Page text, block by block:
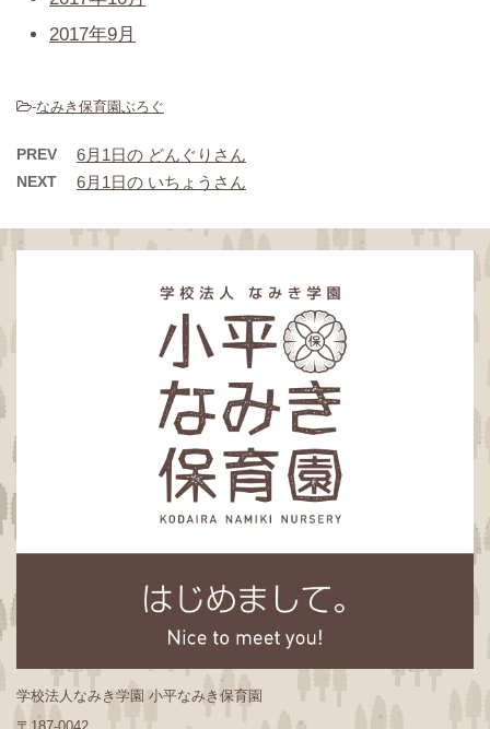
2017年9月
-なみき保育園ぶろぐ
PREV 6月1日の どんぐりさん
NEXT 6月1日の いちょうさん
学校法人なみき学園 小平なみき保育園